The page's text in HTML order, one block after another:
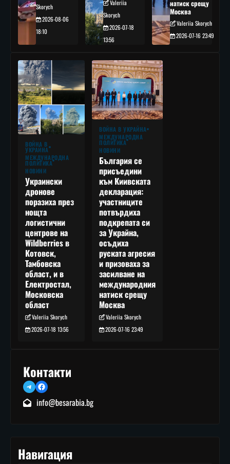
Skorych
2026-08-06
18:10
Valeriia
Skorych
2026-07-18
13:56
натиск срещу
Москва
Valeriia Skorych
2026-07-16 23:49
ВОЙНА В
УКРАЙНА
МЕЖДУНАРОДНА
ПОЛИТИКА
НОВИНИ
Украински
дронове
поразиха през
нощта
логистични
центрове на
Wildberries в
Котовск,
Тамбовска
област, и в
Електростал,
Московска
област
Valeriia Skorych
2026-07-18 13:56
ВОЙНА В УКРАЙНА
МЕЖДУНАРОДНА
ПОЛИТИКА
НОВИНИ
България се
присъедини
към Киивската
декларация:
участниците
потвърдиха
подкрепата си
за Украйна,
осъдиха
руската агресия
и призоваха за
засилване на
международния
натиск срещу
Москва
Valeriia Skorych
2026-07-16 23:49
Контакти
TelegramFacebook
info@besarabia.bg
Навигация